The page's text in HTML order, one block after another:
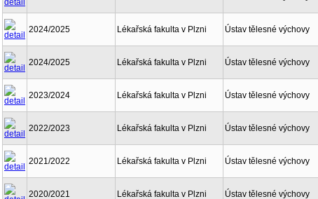
2024/2025 Lékařská fakulta v Plzni Ústav tělesné výchovy
2024/2025 Lékařská fakulta v Plzni Ústav tělesné výchovy
2023/2024 Lékařská fakulta v Plzni Ústav tělesné výchovy
2022/2023 Lékařská fakulta v Plzni Ústav tělesné výchovy
2021/2022 Lékařská fakulta v Plzni Ústav tělesné výchovy
2020/2021 Lékařská fakulta v Plzni Ústav tělesné výchovy